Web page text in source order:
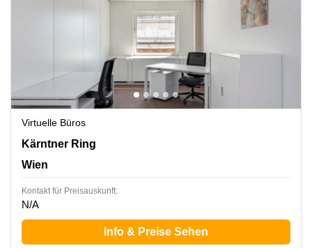
Virtuelle Büros
Kärntner Ring 5-7, Wien
Kärntner Ring
Wien
Kontakt für Preisauskunft:
N/A
Info & Preise Sehen